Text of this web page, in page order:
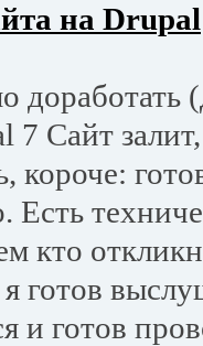
на Drupal
доработать
7 Сайт
короче:
Есть
кто
готов
и готов